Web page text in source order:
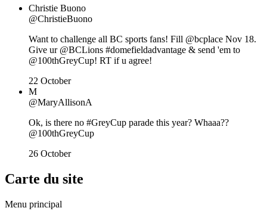
Christie Buono
@ChristieBuono
Want to challenge all BC sports fans! Fill @bcplace Nov 18.
Give ur @BCLions #domefieldadvantage & send 'em to
@100thGreyCup! RT if u agree!
22 October
M
@MaryAllisonA
Ok, is there no #GreyCup parade this year? Whaaa??
@100thGreyCup
26 October
Carte du site
Menu principal